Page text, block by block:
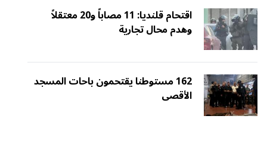
اقتحام قلنديا: 11 مصاباً و20 معتقلاً
وهدم محال تجارية
162 مستوطنا يقتحمون باحات المسجد
الأقصى